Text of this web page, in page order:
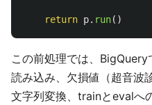
return p. run()
この前処理では、
読み込み、欠損値（超音波
文字列変換、trainとevalへ